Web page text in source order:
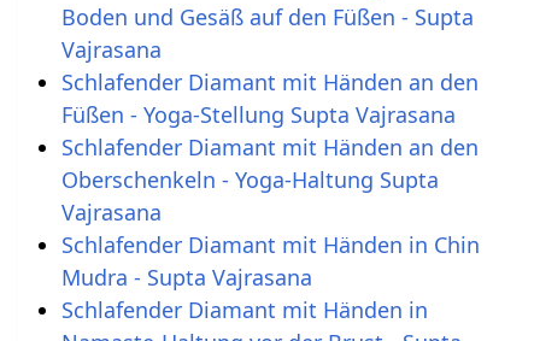
Boden und Gesäß auf den Füßen - Supta
Vajrasana
Schlafender Diamant mit Händen an den
Füßen - Yoga-Stellung Supta Vajrasana
Schlafender Diamant mit Händen an den
Oberschenkeln - Yoga-Haltung Supta
Vajrasana
Schlafender Diamant mit Händen in Chin
Mudra - Supta Vajrasana
Schlafender Diamant mit Händen in